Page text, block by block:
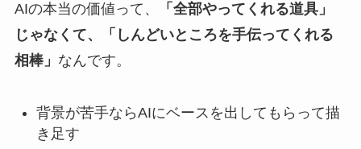
AIの本当の価値って、
「全部やってくれる道具」
じゃなくて、「しんどいところを手伝ってくれる
相棒」 なんです。
背景が苦手ならAIにベースを出してもらって描
き足す